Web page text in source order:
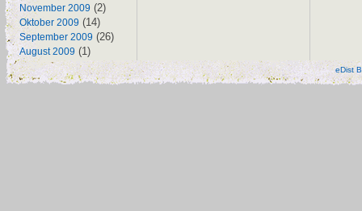
November 2009 (2)
Oktober 2009 (14)
September 2009 (26)
August 2009 (1)
eDist